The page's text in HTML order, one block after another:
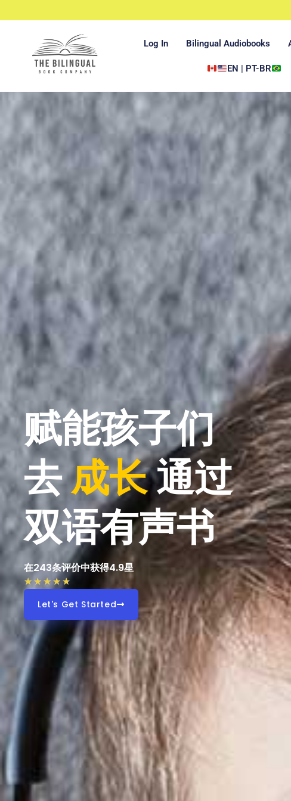
Log In Bilingual Audiobooks
EN | PT-BR
赋能孩子们
去学习通过
双语有声书
在243条评价中获得4.9星
★ ★ ★ ★ ★
Let's Get Started